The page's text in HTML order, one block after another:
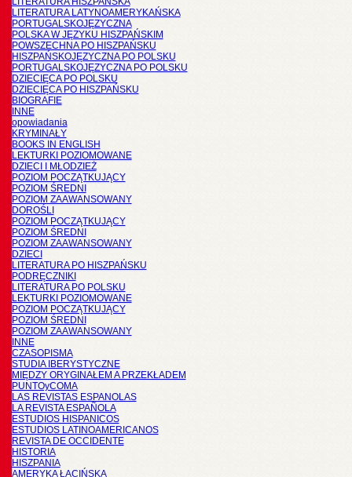
LITERATURA LATYNOAMERYKAŃSKA
PORTUGALSKOJĘZYCZNA
POLSKA W JĘZYKU HISZPAŃSKIM
POWSZECHNA PO HISZPAŃSKU
HISZPAŃSKOJĘZYCZNA PO POLSKU
PORTUGALSKOJĘZYCZNA PO POLSKU
DZIECIĘCA PO POLSKU
DZIECIĘCA PO HISZPAŃSKU
BIOGRAFIE
INNE
opowiadania
KRYMINAŁY
BOOKS IN ENGLISH
LEKTURKI POZIOMOWANE
DZIECI I MŁODZIEŻ
POZIOM POCZĄTKUJĄCY
POZIOM ŚREDNI
POZIOM ZAAWANSOWANY
DOROŚLI
POZIOM POCZĄTKUJĄCY
POZIOM ŚREDNI
POZIOM ZAAWANSOWANY
DZIECI
LITERATURA PO HISZPAŃSKU
PODRĘCZNIKI
LITERATURA PO POLSKU
LEKTURKI POZIOMOWANE
POZIOM POCZĄTKUJĄCY
POZIOM ŚREDNI
POZIOM ZAAWANSOWANY
INNE
CZASOPISMA
STUDIA IBERYSTYCZNE
MIĘDZY ORYGINAŁEM A PRZEKŁADEM
PUNTOyCOMA
LAS REVISTAS ESPANOLAS
LA REVISTA ESPAÑOLA
ESTUDIOS HISPANICOS
ESTUDIOS LATINOAMERICANOS
REVISTA DE OCCIDENTE
HISTORIA
HISZPANIA
AMERYKA ŁACIŃSKA